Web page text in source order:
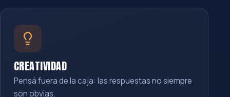
CREATIVIDAD
Pensá fuera de la caja: las respuestas no siempre
son obvias.